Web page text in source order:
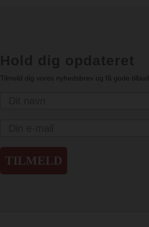
Tilmeld dig vores nyhedsbrev og få gode tilbud
TILMELD